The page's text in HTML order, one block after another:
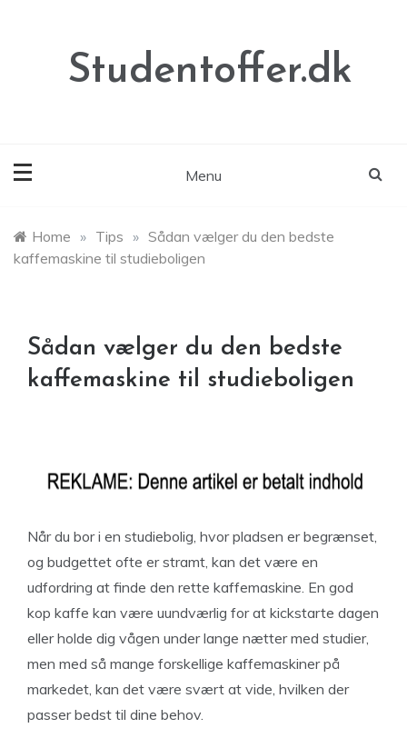
Studentoffer.dk
Menu
Home » Tips » Sådan vælger du den bedste
kaffemaskine til studieboligen
Sådan vælger du den bedste
kaffemaskine til studieboligen
Når du bor i en studiebolig, hvor pladsen er begrænset,
og budgettet ofte er stramt, kan det være en
udfordring at finde den rette kaffemaskine. En god
kop kaffe kan være uundværlig for at kickstarte dagen
eller holde dig vågen under lange nætter med studier,
men med så mange forskellige kaffemaskiner på
markedet, kan det være svært at vide, hvilken der
passer bedst til dine behov.